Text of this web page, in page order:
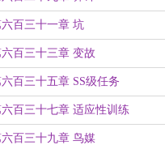
百三十一章 坑
百三十三章 变故
百三十五章 SS级任务
百三十七章 适应性训练
百三十九章 鸟媒